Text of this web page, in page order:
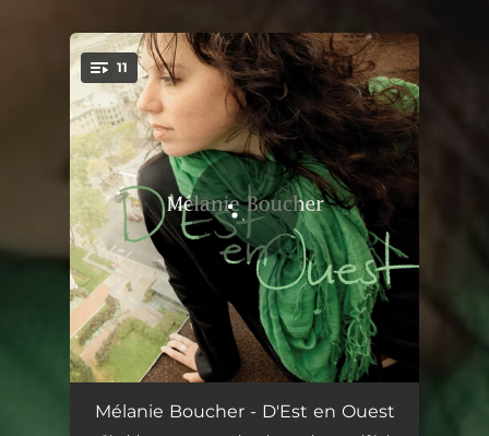
You're all set!
11
Où allons-nous 04:11
Mélanie Boucher - D'Est en Ouest